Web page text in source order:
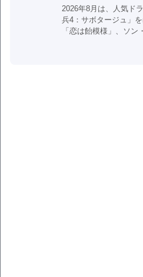
2026年8月は、人気ド
兵4：サボタージュ」
「恋は飴模様」、ソン